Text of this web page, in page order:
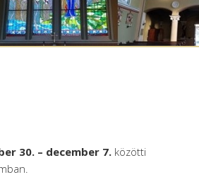
30. – december 7. közötti